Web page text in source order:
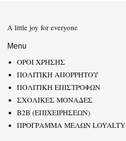
A little joy for everyone
Menu
ΟΡΟΙ ΧΡΗΣΗΣ
ΠΟΛΙΤΙΚΗ ΑΠΟΡΡΗΤΟΥ
ΠΟΛΙΤΙΚΗ ΕΠΙΣΤΡΟΦΩΝ
ΣΧΟΛΙΚΕΣ ΜΟΝΑΔΕΣ
B2B (ΕΠΙΧΕΙΡΗΣΕΩΝ)
ΠΡΟΓΡΑΜΜΑ ΜΕΛΩΝ LOYALTY